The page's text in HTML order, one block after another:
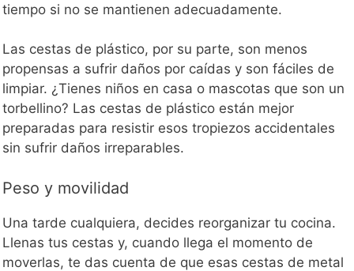
tiempo si no se mantienen adecuadamente.
Las cestas de plástico, por su parte, son menos
propensas a sufrir daños por caídas y son fáciles de
limpiar. ¿Tienes niños en casa o mascotas que son un
torbellino? Las cestas de plástico están mejor
preparadas para resistir esos tropiezos accidentales
sin sufrir daños irreparables.
Peso y movilidad
Una tarde cualquiera, decides reorganizar tu cocina.
Llenas tus cestas y, cuando llega el momento de
moverlas, te das cuenta de que esas cestas de metal